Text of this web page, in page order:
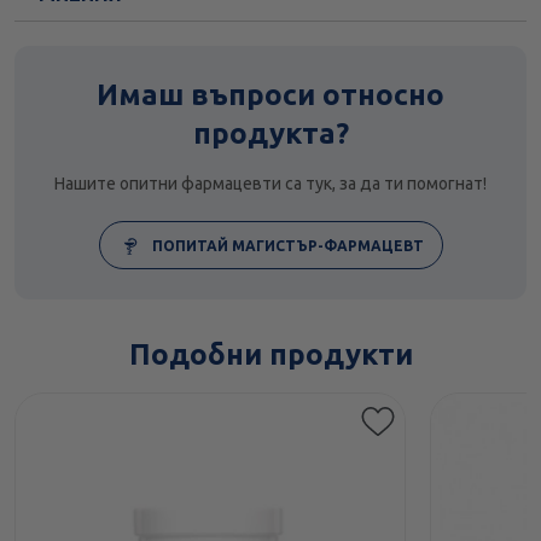
Имаш въпроси относно
продукта?
Нашите опитни фармацевти са тук, за да ти помогнат!
ПОПИТАЙ МАГИСТЪР-ФАРМАЦЕВТ
Подобни продукти